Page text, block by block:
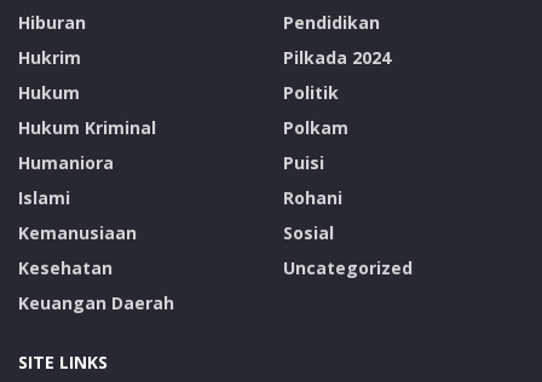
Hiburan
Hukrim
Hukum
Hukum Kriminal
Humaniora
Islami
Kemanusiaan
Kesehatan
Keuangan Daerah
Pendidikan
Pilkada 2024
Politik
Polkam
Puisi
Rohani
Sosial
Uncategorized
SITE LINKS